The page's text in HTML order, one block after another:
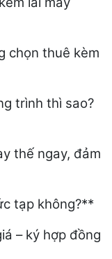
chọn thuê kèm
trình thì sao?
thế ngay, đảm
tạp không?**
– ký hợp đồng